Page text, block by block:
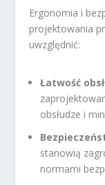
Ergonomia i
projektowania
uwzględnić:
Łatwość
obsłudze i
stanowią
normami